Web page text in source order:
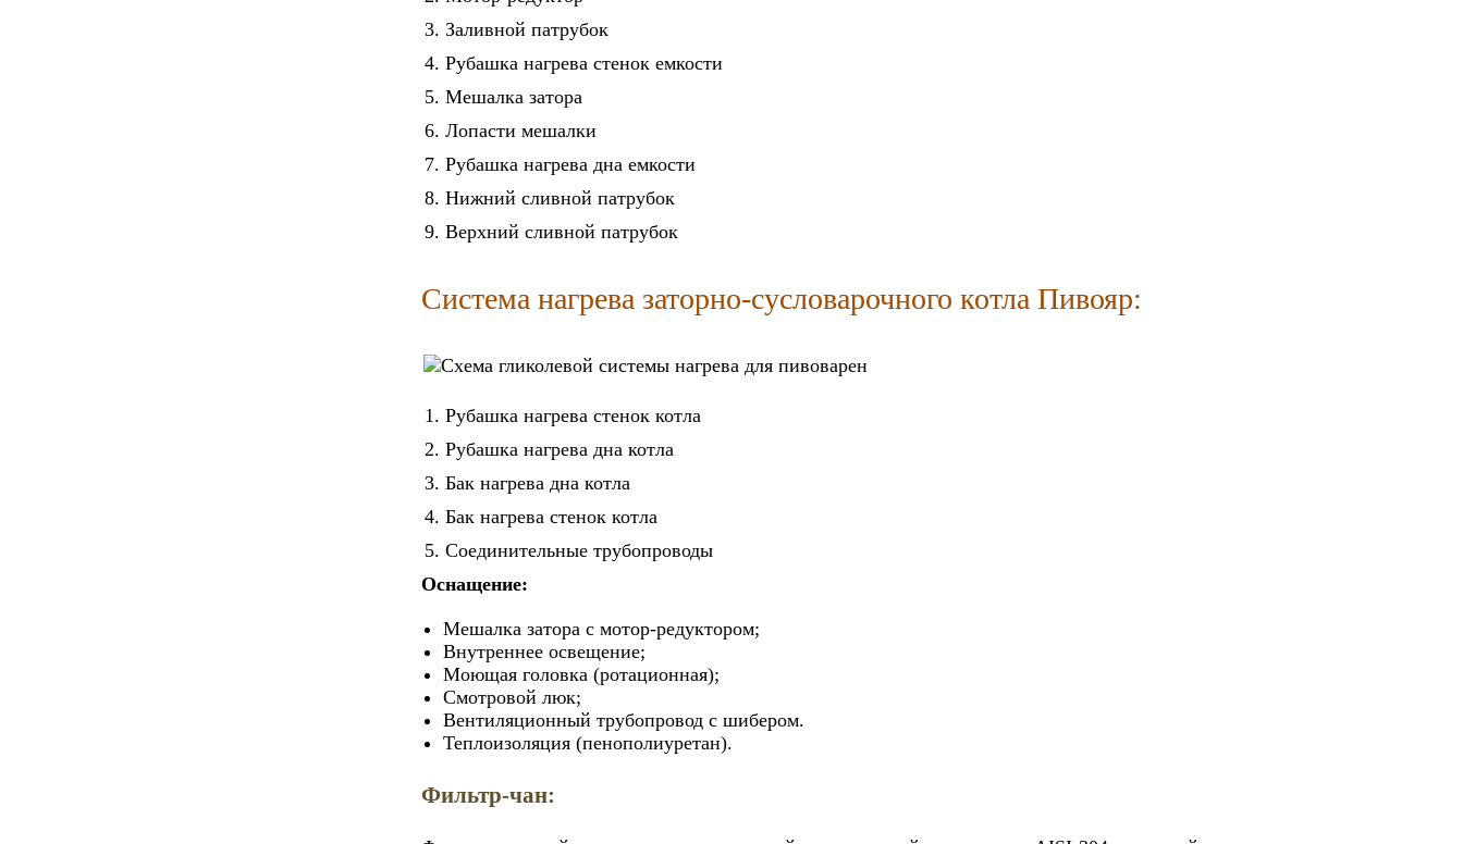
Заливной патрубок
Рубашка нагрева стенок емкости
Мешалка затора
Лопасти мешалки
Рубашка нагрева дна емкости
Нижний сливной патрубок
Верхний сливной патрубок
Система нагрева заторно-сусловарочного котла Пивояр:
Рубашка нагрева стенок котла
Рубашка нагрева дна котла
Бак нагрева дна котла
Бак нагрева стенок котла
Соединительные трубопроводы
Оснащение:
Мешалка затора с мотор-редуктором;
Внутреннее освещение;
Моющая головка (ротационная);
Смотровой люк;
Вентиляционный трубопровод с шибером.
Теплоизоляция (пенополиуретан).
Фильтр-чан: